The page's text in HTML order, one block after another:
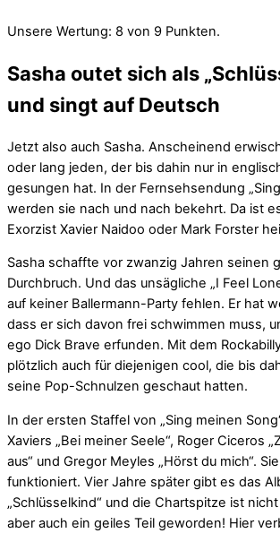
Unsere Wertung: 8 von 9 Punkten.
Sasha outet sich als
und singt auf Deutsch
Jetzt also auch Sasha. Anscheinend
oder lang jeden, der bis dahin nur in
gesungen hat. In der Fernsehsendung
werden sie nach und nach bekehrt. Da ist
Exorzist Xavier Naidoo oder Mark Forster
Sasha schaffte vor zwanzig Jahren seinen
Durchbruch. Und das unsägliche „I Feel
auf keiner Ballermann-Party fehlen. Er hat
dass er sich davon frei schwimmen muss,
ego Dick Brave erfunden. Mit dem
plötzlich auch für diejenigen cool, die bis
seine Pop-Schnulzen geschaut hatten.
In der ersten Staffel von „Sing meinen
Xaviers „Bei meiner Seele“, Roger Ciceros
aus“ und Gregor Meyles „Hörst du mich“.
funktioniert. Vier Jahre später gibt es das
„Schlüsselkind“ und die Chartspitze ist
aber auch ein geiles Teil geworden! Hier